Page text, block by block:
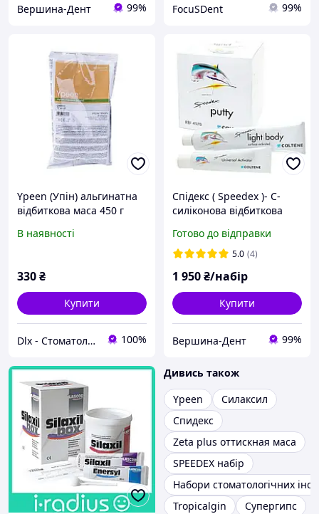
Вершина-Дент 99% FocuSDent 99%
Ypeen (Упiн) альгинатна
відбиткова маса 450 г
В наявності
330₴
Купити
Dlx - Стоматологічні матеріали, інструментарій та обладнання 100%
Спідекс ( Speedex )- C-
силіконова відбиткова
Спидекс набор
Готово до відправки
5.0 (4)
1 950₴/набір
Купити
Вершина-Дент 99%
Дивись також
Ypeen
Силаксил
Спидекс
Zeta plus оттискная маса
SPEEDEX набір
Набори стоматологічних
Tropicalgin
Супергипс